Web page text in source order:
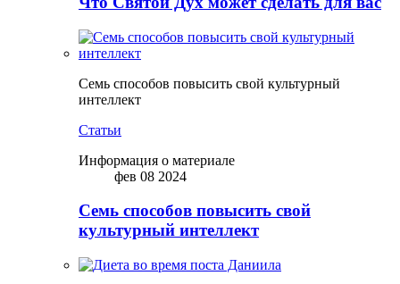
Семь способов повысить свой культурный
интеллект
Статьи
Информация о материале
фев 08 2024
Семь способов повысить свой
культурный интеллект